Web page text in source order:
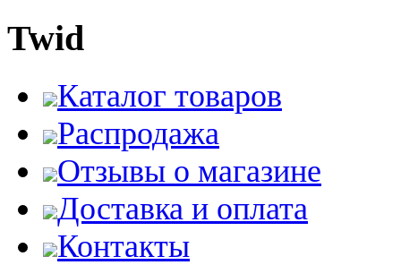
Twid
Каталог товаров
Распродажа
Отзывы о магазине
Доставка и оплата
Контакты